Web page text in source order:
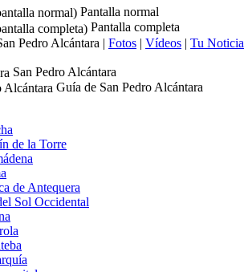
Pantalla normal
Pantalla completa
Pedro Alcántara | Fotos | Vídeos | Tu Noticia
San Pedro Alcántara
Guía de San Pedro Alcántara
de la Torre
de Antequera
Sol Occidental